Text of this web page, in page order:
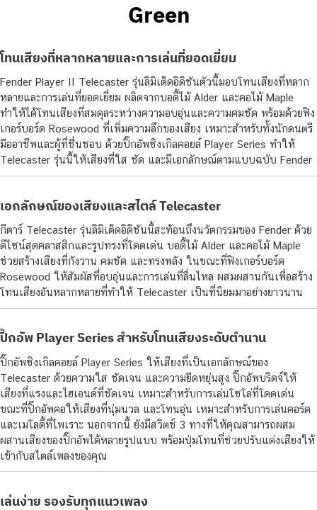
Green
โทนเสียงที่หลากหลายและการเล่นที่ยอดเยี่ยม
Fender Player II Telecaster รุ่นลิมิเต็ดอิดิชันตัวนี้มอบโทนเสียงที่หลาก
หลายและการเล่นที่ยอดเยี่ยม ผลิตจากบอดี้ไม้ Alder และคอไม้ Maple
ทำให้ได้โทนเสียงที่สมดุลระหว่างความอบอุ่นและความคมชัด พร้อมด้วยฟิง
เกอร์บอร์ด Rosewood ที่เพิ่มความลึกของเสียง เหมาะสำหรับทั้งนักดนตรี
มืออาชีพและผู้ที่ชื่นชอบ ด้วยปิ๊กอัพซิงเกิลคอยล์ Player Series ทำให้
Telecaster รุ่นนี้ให้เสียงที่ใส ชัด และมีเอกลักษณ์ตามแบบฉบับ Fender
เอกลักษณ์ของเสียงและสไตล์ Telecaster
กีตาร์ Telecaster รุ่นลิมิเต็ดอิดิชันนี้สะท้อนถึงนวัตกรรมของ Fender ด้วย
ดีไซน์สุดคลาสสิกและรูปทรงที่โดดเด่น บอดี้ไม้ Alder และคอไม้ Maple
ช่วยสร้างเสียงที่กังวาน คมชัด และทรงพลัง ในขณะที่ฟิงเกอร์บอร์ด
Rosewood ให้สัมผัสที่อบอุ่นและการเล่นที่ลื่นไหล ผสมผสานกันเพื่อสร้าง
โทนเสียงอันหลากหลายที่ทำให้ Telecaster เป็นที่นิยมมาอย่างยาวนาน
ปิ๊กอัพ Player Series สำหรับโทนเสียงระดับตำนาน
ปิ๊กอัพซิงเกิลคอยล์ Player Series ให้เสียงที่เป็นเอกลักษณ์ของ
Telecaster ด้วยความใส ชัดเจน และความยืดหยุ่นสูง ปิ๊กอัพบริดจ์ให้
เสียงที่แรงและไฮเอนด์ที่ชัดเจน เหมาะสำหรับการเล่นโซโล่ที่โดดเด่น
ขณะที่ปิ๊กอัพคอให้เสียงที่นุ่มนวล และโทนอุ่น เหมาะสำหรับการเล่นคอร์ด
และเมโลดี้ที่ไพเราะ นอกจากนี้ ยังมีสวิตช์ 3 ทางที่ให้คุณสามารถผสม
ผสานเสียงของปิ๊กอัพได้หลายรูปแบบ พร้อมปุ่มโทนที่ช่วยปรับแต่งเสียงให้
เข้ากับสไตล์เพลงของคุณ
เล่นง่าย รองรับทุกแนวเพลง